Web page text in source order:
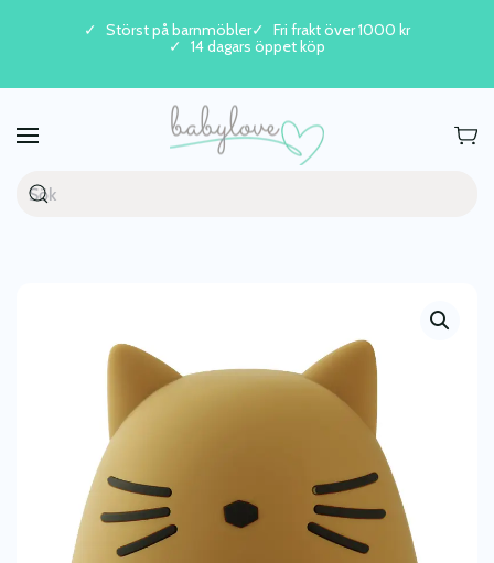
Skip to main content
Störst på barnmöbler
Fri frakt över 1000 kr
14 dagars öppet köp